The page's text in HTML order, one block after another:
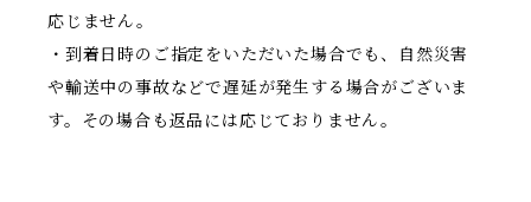
応じません。
・到着日時のご指定をいただいた場合でも、自然災害
や輸送中の事故などで遅延が発生する場合がございま
す。その場合も返品には応じておりません。